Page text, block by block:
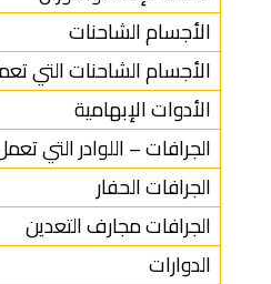
الأجسام الشاحنات
الأجسام الشاحنات التي
الأدوات الإبهامية
الجرافات – اللوادر التي
الجرافات الحفار
الجرافات مجارف التعدين
الدوارات